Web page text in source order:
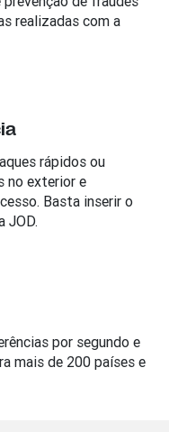
realizadas com a
rápidos ou
no exterior e
Basta inserir o
JOD.
por segundo e
mais de 200 países e